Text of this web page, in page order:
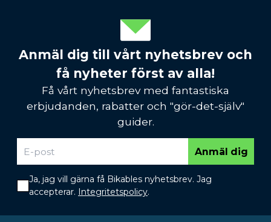
Anmäl dig till vårt nyhetsbrev och
få nyheter först av alla!
Få vårt nyhetsbrev med fantastiska
erbjudanden, rabatter och "gör-det-själv"
guider.
Anmäl dig
Ja, jag vill gärna få Bikables nyhetsbrev. Jag
accepterar. Integritetspolicy.